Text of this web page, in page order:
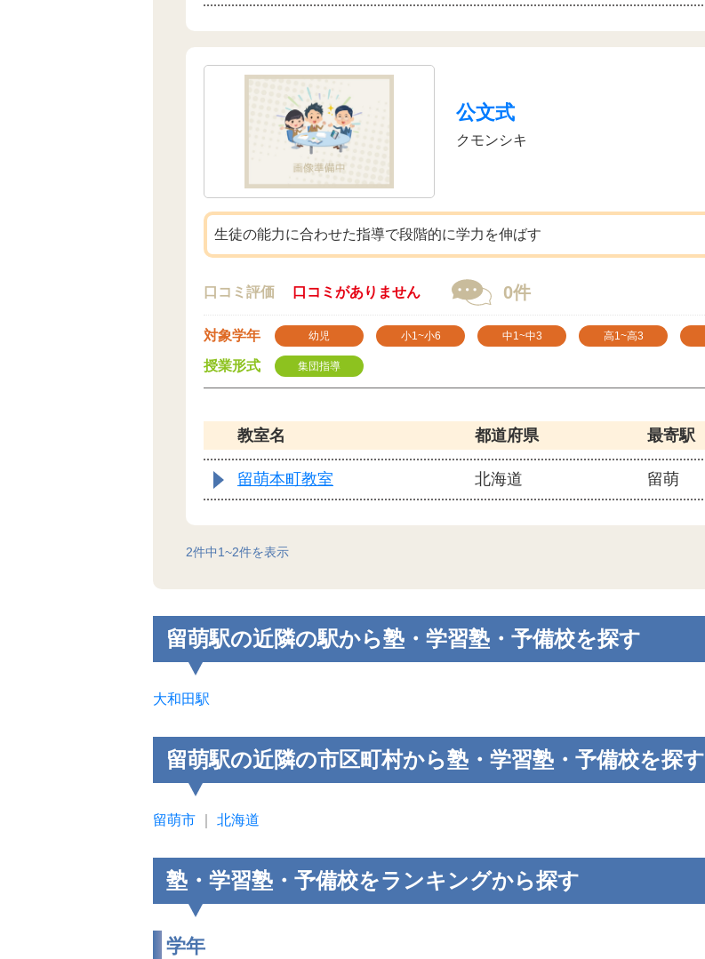
公文式
クモンシキ
生徒の能力に合わせた指導で段階的に学力を伸ばす
口コミ評価 口コミがありません 0件
対象学年 幼児 小1~小6 中1~中3 高1~高3
授業形式 集団指導
教室名 都道府県 最寄駅
留萌本町教室 北海道 留萌
2件中1~2件を表示
留萌駅の近隣の駅から塾・学習塾・予備校を探す
大和田駅
留萌駅の近隣の市区町村から塾・学習塾・予備校を探す
留萌市 北海道
塾・学習塾・予備校をランキングから探す
学年